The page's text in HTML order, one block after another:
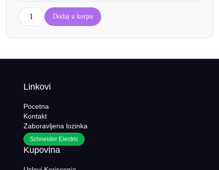
Dodaj u korpu
Linkovi
Pocetna
Kontakt
Zaboravljena lozinka
Kupovina
Schneider Electric